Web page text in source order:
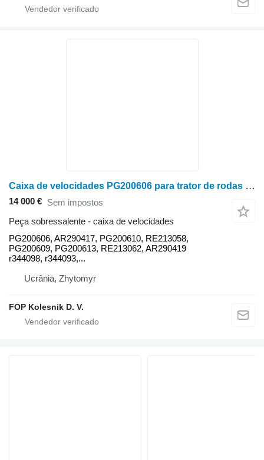
Caixa de velocidades PG200606 para trator de rodas John Deere 8400,8300,8200,8100
14 000 € Sem impostos
Peça sobressalente - caixa de velocidades
PG200606, AR290417, PG200610, RE213058,
PG200609, PG200613, RE213062, AR290419
r344098, r344093,...
Ucrânia, Zhytomyr
FOP Kolesnik D. V.